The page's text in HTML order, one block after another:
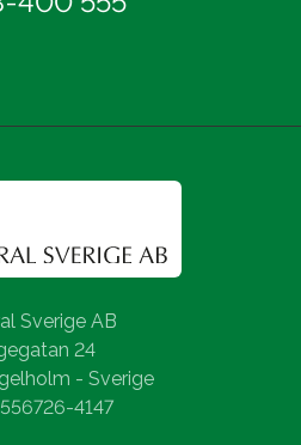
Sverige AB
24
- Sverige
4147